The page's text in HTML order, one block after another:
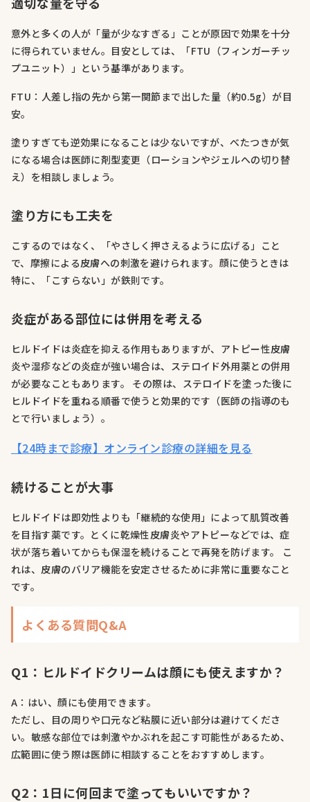
意外と多くの人が「量が少なすぎる」ことが原因で効果を十分
に得られていません。目安としては、「FTU（フィンガーチッ
プユニット）」という基準があります。
FTU：人差し指の先から第一関節まで出した量（約0.5g）が目
安。
塗りすぎても逆効果になることは少ないですが、べたつきが気
になる場合は医師に剤型変更（ローションやジェルへの切り替
え）を相談しましょう。
塗り方にも工夫を
こするのではなく、「やさしく押さえるように広げる」こと
で、摩擦による皮膚への刺激を避けられます。顔に使うときは
特に、「こすらない」が鉄則です。
炎症がある部位には併用を考える
ヒルドイドは炎症を抑える作用もありますが、アトピー性皮膚
炎や湿疹などの炎症が強い場合は、ステロイド外用薬との併用
が必要なこともあります。 その際は、ステロイドを塗った後に
ヒルドイドを重ねる順番で使うと効果的です（医師の指導のも
とで行いましょう）。
【24時まで診療】オンライン診療の詳細を見る
続けることが大事
ヒルドイドは即効性よりも「継続的な使用」によって肌質改善
を目指す薬です。とくに乾燥性皮膚炎やアトピーなどでは、症
状が落ち着いてからも保湿を続けることで再発を防げます。 こ
れは、皮膚のバリア機能を安定させるために非常に重要なこと
です。
よくある質問Q&A
Q1：ヒルドイドクリームは顔にも使えますか？
A：はい、顔にも使用できます。
ただし、目の周りや口元など粘膜に近い部分は避けてくださ
い。敏感な部位では刺激やかぶれを起こす可能性があるため、
広範囲に使う際は医師に相談することをおすすめします。
Q2：1日に何回まで塗ってもいいですか？